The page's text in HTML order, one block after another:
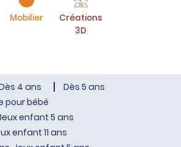
Mobilier
Créations
3D
4 ans
Dès 5 ans
pour bébé
enfant 5 ans
enfant 11 ans